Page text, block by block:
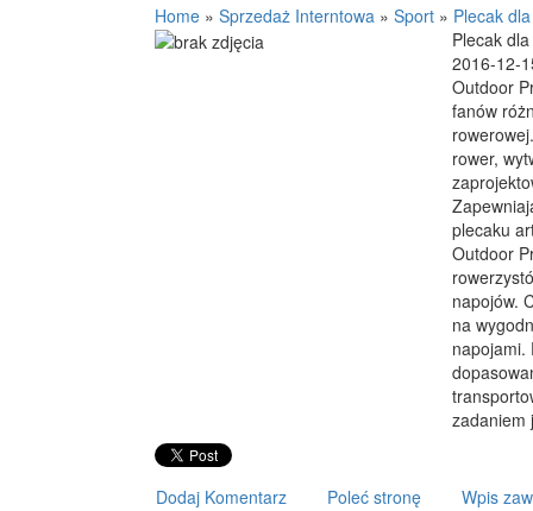
Home » Sprzedaż Interntowa » Sport » Plecak
Plecak
2016-12-
Outdoor
fanów
rower,
plecaku
Outdoor
napojów.
na
napojami.
zadaniem
Dodaj Komentarz Poleć stronę Wpis